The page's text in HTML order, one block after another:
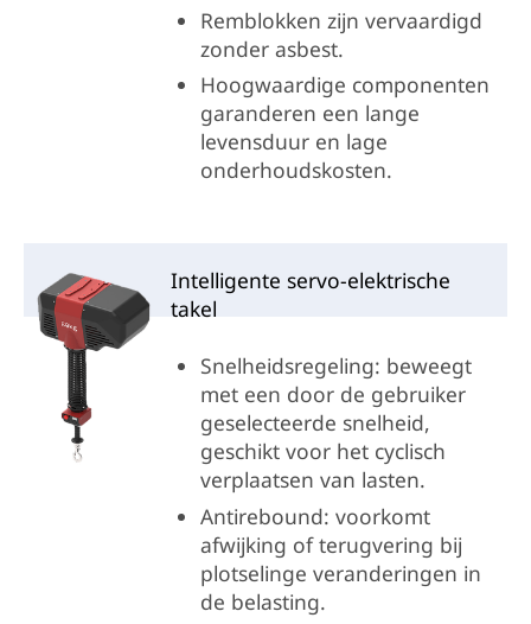
Remblokken zijn vervaardigd
zonder asbest.
Hoogwaardige componenten
garanderen een lange
levensduur en lage
onderhoudskosten.
Intelligente servo-elektrische
takel
Snelheidsregeling: beweegt
met een door de gebruiker
geselecteerde snelheid,
geschikt voor het cyclisch
verplaatsen van lasten.
Antirebound: voorkomt
afwijking of terugvering bij
plotselinge veranderingen in
de belasting.